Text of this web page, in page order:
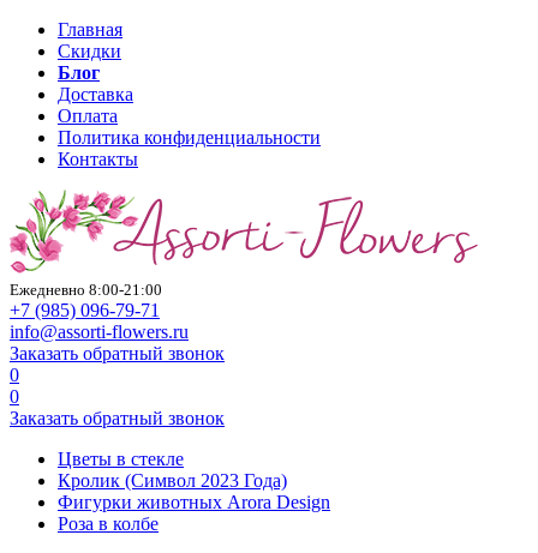
Главная
Скидки
Блог
Доставка
Оплата
Политика конфиденциальности
Контакты
Ежедневно 8:00-21:00
+7 (985) 096-79-71
info@assorti-flowers.ru
Заказать обратный звонок
0
0
Заказать обратный звонок
Цветы в стекле
Кролик (Символ 2023 Года)
Фигурки животных Arora Design
Роза в колбе